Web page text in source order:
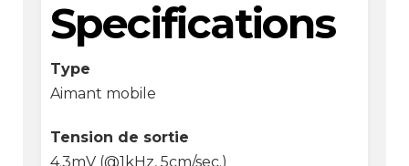
Specifications
Type
Aimant mobile
Tension de sortie
4.3mV (@1kHz, 5cm/sec.)